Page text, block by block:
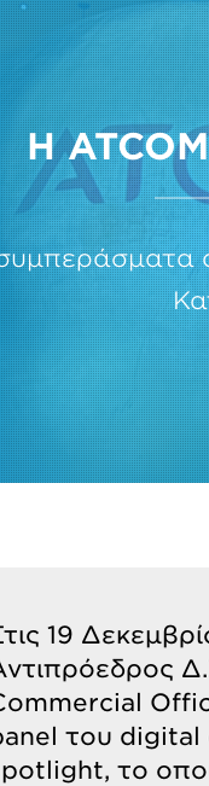
Η
19
του
το